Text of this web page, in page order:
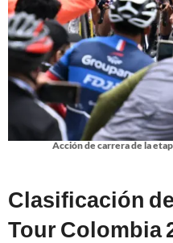
Acción de carrera de la
Clasificación
Tour Colombia